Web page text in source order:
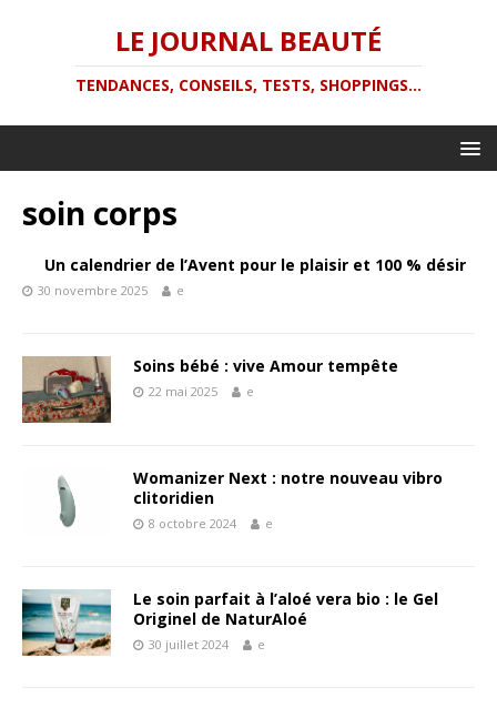
LE JOURNAL BEAUTÉ
TENDANCES, CONSEILS, TESTS, SHOPPINGS...
soin corps
Un calendrier de l’Avent pour le plaisir et 100 % désir
30 novembre 2025 e
Soins bébé : vive Amour tempête
22 mai 2025 e
Womanizer Next : notre nouveau vibro
clitoridien
8 octobre 2024 e
Le soin parfait à l’aloé vera bio : le Gel
Originel de NaturAloé
30 juillet 2024 e